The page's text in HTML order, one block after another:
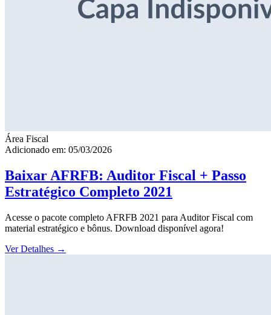
Área Fiscal
Adicionado em: 05/03/2026
Baixar AFRFB: Auditor Fiscal + Passo
Estratégico Completo 2021
Acesse o pacote completo AFRFB 2021 para Auditor Fiscal com
material estratégico e bônus. Download disponível agora!
Ver Detalhes →